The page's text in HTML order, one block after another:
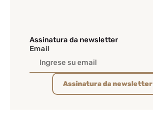
Assinatura da newsletter
Email
Assinatura da newsletter